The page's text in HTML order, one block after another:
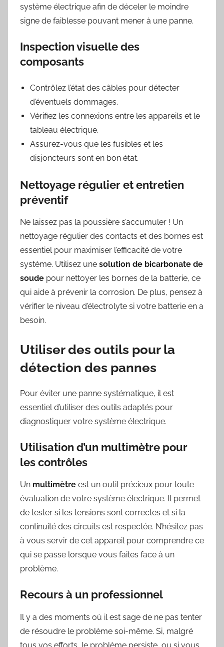
système électrique afin de déceler le moindre
signe de faiblesse pouvant mener à une panne.
Inspection visuelle des
composants
Contrôlez l’état des câbles pour détecter
d’éventuels dommages.
Vérifiez les connexions entre les appareils et le
tableau électrique.
Assurez-vous que les fusibles et les
disjoncteurs sont en bon état.
Nettoyage régulier et entretien
préventif
Ne laissez pas la poussière s’accumuler ! Un
nettoyage régulier des contacts et des bornes est
essentiel pour maximiser l’efficacité de votre
système. Utilisez une solution de bicarbonate de
soude pour nettoyer les bornes de la batterie, ce
qui aide à prévenir la corrosion. De plus, pensez à
vérifier le niveau d’électrolyte si votre batterie en a
besoin.
Utiliser des outils pour la
détection des pannes
Pour éviter une panne systématique, il est
essentiel d’utiliser des outils adaptés pour
diagnostiquer votre système électrique.
Utilisation d’un multimètre pour
les contrôles
Un multimètre est un outil précieux pour toute
évaluation de votre système électrique. Il permet
de tester si les tensions sont correctes et si la
continuité des circuits est respectée. N’hésitez pas
à vous servir de cet appareil pour comprendre ce
qui se passe lorsque vous faites face à un
problème.
Recours à un professionnel
Il y a des moments où il est sage de ne pas tenter
de résoudre le problème soi-même. Si, malgré